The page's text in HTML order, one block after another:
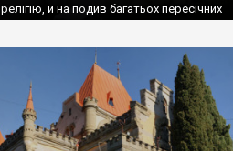
й на подив багатьох пересічних